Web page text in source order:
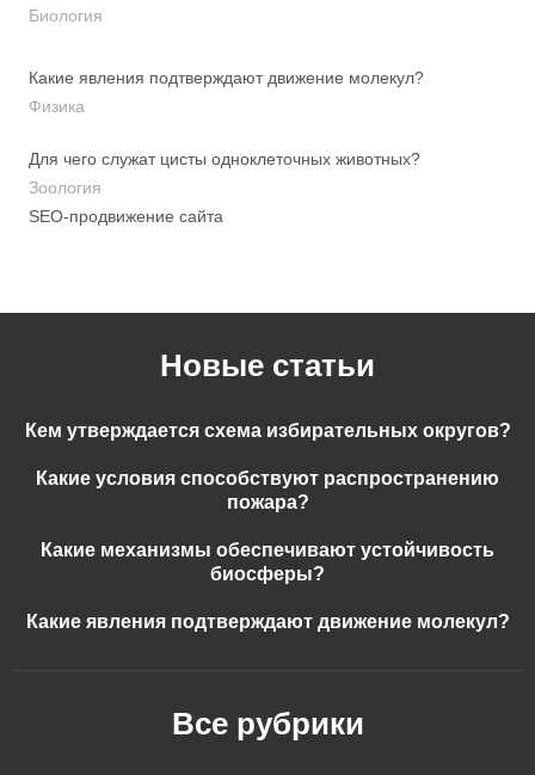
Биология
Какие явления подтверждают движение молекул?
Физика
Для чего служат цисты одноклеточных животных?
Зоология
SEO-продвижение сайта
Новые статьи
Кем утверждается схема избирательных округов?
Какие условия способствуют распространению
пожара?
Какие механизмы обеспечивают устойчивость
биосферы?
Какие явления подтверждают движение молекул?
Все рубрики